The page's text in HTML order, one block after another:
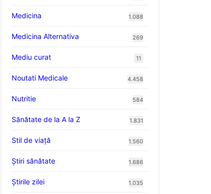
Medicina 1.088
Medicina Alternativa 269
Mediu curat 11
Noutati Medicale 4.458
Nutritie 584
Sănătate de la A la Z 1.831
Stil de viaţă 1.560
Ştiri sănătate 1.686
Știrile zilei 1.035